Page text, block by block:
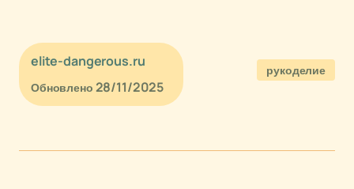
elite-dangerous.ru
Обновлено 28/11/2025
рукоделие